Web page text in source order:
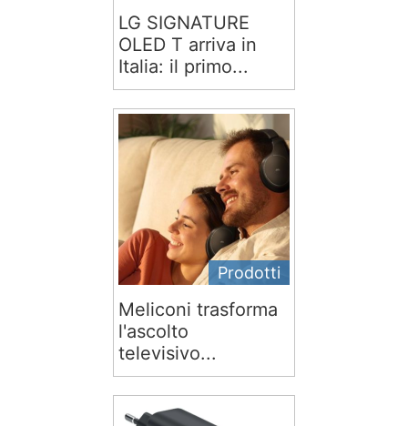
LG SIGNATURE
OLED T arriva in
Italia: il primo...
Prodotti
Meliconi trasforma
l'ascolto
televisivo...